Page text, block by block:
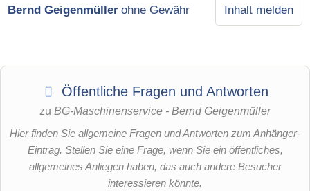
Bernd Geigenmüller ohne Gewähr Inhalt melden
Öffentliche Fragen und Antworten
zu BG-Maschinenservice - Bernd Geigenmüller
Hier finden Sie allgemeine Fragen und Antworten zum Anhänger-
Eintrag. Stellen Sie eine Frage, wenn Sie ein öffentliches,
allgemeines Anliegen haben, das auch andere Besucher
interessieren könnte.